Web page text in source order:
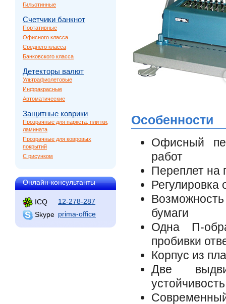
Гильотинные
Счетчики банкнот
Портативные
Офисного класса
Среднего класса
Банковского класса
Детекторы валют
Ультрафиолетовые
Инфракрасные
Автоматические
Защитные коврики
Прозрачные для паркета, плитки,
ламината
Прозрачные для ковровых
покрытий
С рисунком
Онлайн-консультанты
ICQ
12-278-287
Skype prima-office
Особенности
Офисный
работ
Переплет на
Регулировка
бумаги
Одна П-
пробивки
Корпус из
Две